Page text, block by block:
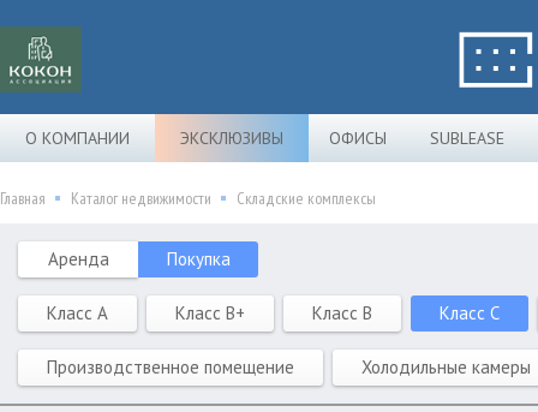
О КОМПАНИИ ЭКСКЛЮЗИВЫ ОФИСЫ SUBLEASE
Главная Каталог недвижимости Складские комплексы
Аренда Покупка
Класс A Класс B+ Класс B Класс C
Производственное помещение Холодильные камеры